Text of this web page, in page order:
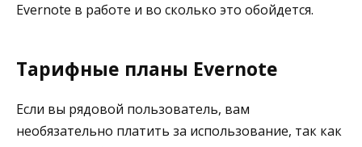
Evernote в работе и во сколько это обойдется.
Тарифные планы Evernote
Если вы рядовой пользователь, вам
необязательно платить за использование, так как